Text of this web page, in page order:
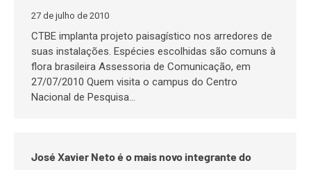
27 de julho de 2010
CTBE implanta projeto paisagístico nos arredores de
suas instalações. Espécies escolhidas são comuns à
flora brasileira Assessoria de Comunicação, em
27/07/2010 Quem visita o campus do Centro
Nacional de Pesquisa…
José Xavier Neto é o mais novo integrante do